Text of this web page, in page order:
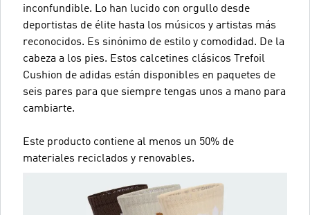
inconfundible. Lo han lucido con orgullo desde
deportistas de élite hasta los músicos y artistas más
reconocidos. Es sinónimo de estilo y comodidad. De la
cabeza a los pies. Estos calcetines clásicos Trefoil
Cushion de adidas están disponibles en paquetes de
seis pares para que siempre tengas unos a mano para
cambiarte.
Este producto contiene al menos un 50% de
materiales reciclados y renovables.